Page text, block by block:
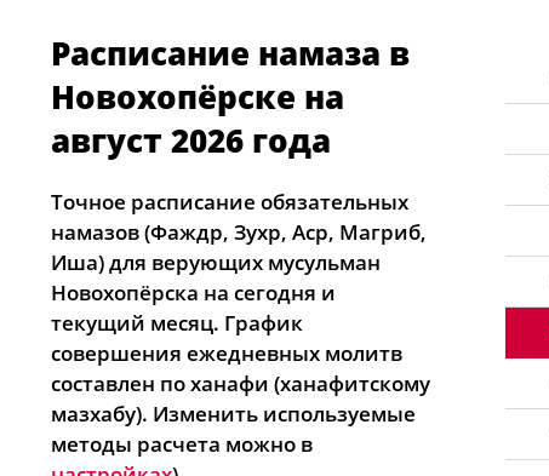
Расписание намаза в
Новохопёрске на
август 2026 года
Точное расписание обязательных
намазов (Фаждр, Зухр, Аср, Магриб,
Иша) для верующих мусульман
Новохопёрска на сегодня и
текущий месяц. График
совершения ежедневных молитв
составлен по ханафи (ханафитскому
мазхабу). Изменить используемые
методы расчета можно в